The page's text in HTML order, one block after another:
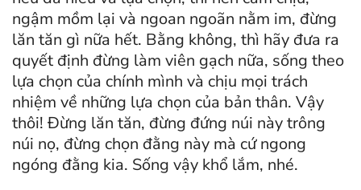
ngậm mồm lại và ngoan ngoãn nằm im, đừng
lăn tăn gì nữa hết. Bằng không, thì hãy đưa ra
quyết định đừng làm viên gạch nữa, sống theo
lựa chọn của chính mình và chịu mọi trách
nhiệm về những lựa chọn của bản thân. Vậy
thôi! Đừng lăn tăn, đừng đứng núi này trông
núi nọ, đừng chọn đằng này mà cứ ngong
ngóng đằng kia. Sống vậy khổ lắm, nhé.